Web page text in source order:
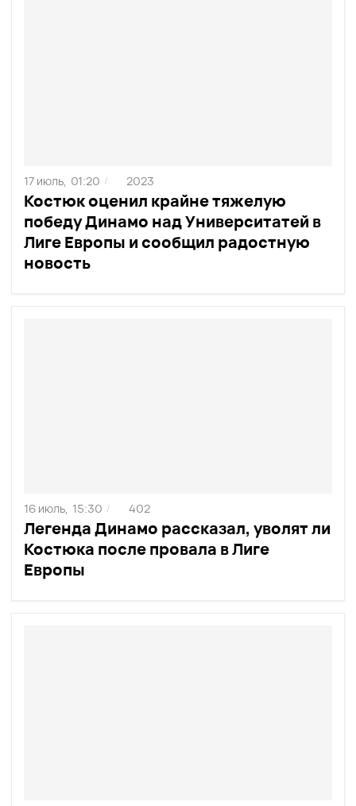
Костюк оценил крайне тяжелую
победу Динамо над Университатей в
Лиге Европы и сообщил радостную
новость
17 июль, 01:20 / 2023
Легенда Динамо рассказал, уволят ли
Костюка после провала в Лиге
Европы
16 июль, 15:30 / 402